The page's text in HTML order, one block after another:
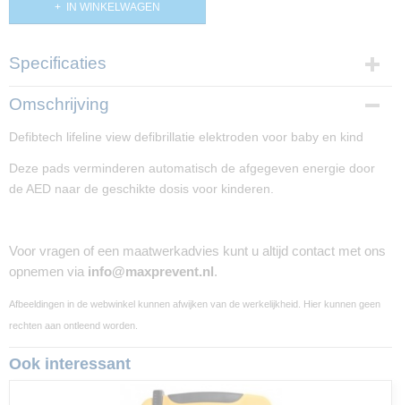
IN WINKELWAGEN
Specificaties
Productcode
Productcode leverancier
DDP-2002
Omschrijving
Defibtech lifeline view defibrillatie elektroden voor baby en kind
Deze pads verminderen automatisch de afgegeven energie door
de AED naar de geschikte dosis voor kinderen.
Voor vragen of een maatwerkadvies kunt u altijd contact met ons
opnemen via info@maxprevent.nl .
Afbeeldingen in de webwinkel kunnen afwijken van de werkelijkheid. Hier kunnen geen
rechten aan ontleend worden.
Ook interessant